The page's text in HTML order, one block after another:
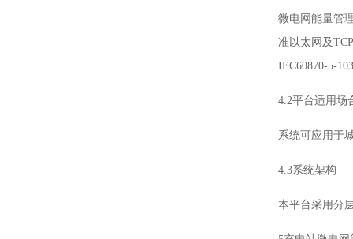
微电网能量管
准以太网及
IEC60870-5-
4.2平台适用场
系统可应用于
4.3系统架构
本平台采用分